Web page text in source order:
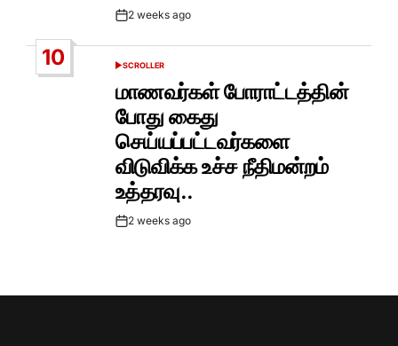
Post2 weeks ago
10
POSTED
SCROLLER
மாணவர்கள் போராட்டத்தின்
போது கைது
செய்யப்பட்டவர்களை
விடுவிக்க உச்ச நீதிமன்றம்
உத்தரவு..
Post2 weeks ago